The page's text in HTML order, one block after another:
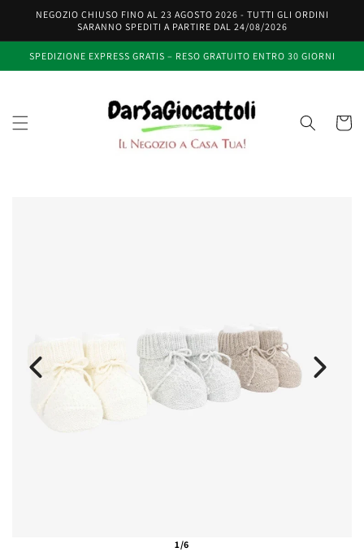
direttamente
ai contenuti
NEGOZIO CHIUSO FINO AL 23 AGOSTO 2026 - TUTTI GLI ORDINI
SARANNO SPEDITI A PARTIRE DAL 24/08/2026
SPEDIZIONE EXPRESS GRATIS – RESO GRATUITO ENTRO 30 GIORNI
Carrello
1/6